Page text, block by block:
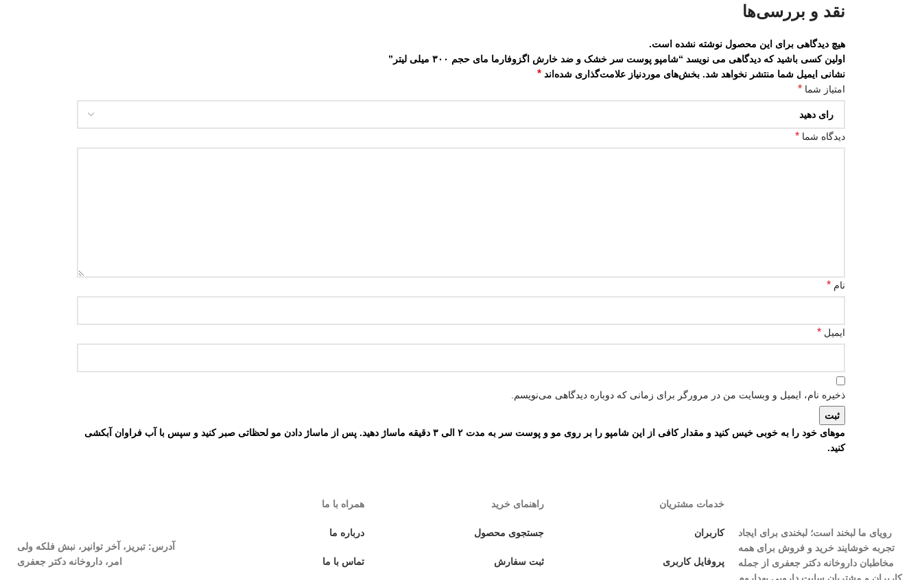
نقد و بررسی‌ها
هیچ دیدگاهی برای این محصول نوشته نشده است.
اولین کسی باشید که دیدگاهی می نویسد “شامپو پوست سر خشک و ضد خارش اگزوفارما مای حجم ۳۰۰ میلی لیتر”
نشانی ایمیل شما منتشر نخواهد شد. بخش‌های موردنیاز علامت‌گذاری شده‌اند *
امتیاز شما *
دیدگاه شما *
نام *
ایمیل *
ذخیره نام، ایمیل و وبسایت من در مرورگر برای زمانی که دوباره دیدگاهی می‌نویسم.
موهای خود را به خوبی خیس کنید و مقدار کافی از این شامپو را بر روی مو و پوست سر به مدت ۲ الی ۳ دقیقه ماساژ دهید. پس از ماساژ دادن مو لحظاتی صبر کنید و سپس با آب فراوان آبکشی
کنید.
رویای ما لبخند است؛ لبخندی برای ایجاد
تجربه خوشایند خرید و فروش برای همه
مخاطبان داروخانه دکتر جعفری از جمله
خدمات مشتریان
کاربران
پروفایل کاربری
راهنمای خرید
جستجوی محصول
ثبت سفارش
همراه با ما
درباره ما
تماس با ما
آدرس: تبریز، آخر توانیر، نبش فلکه ولی
امر، داروخانه دکتر جعفری